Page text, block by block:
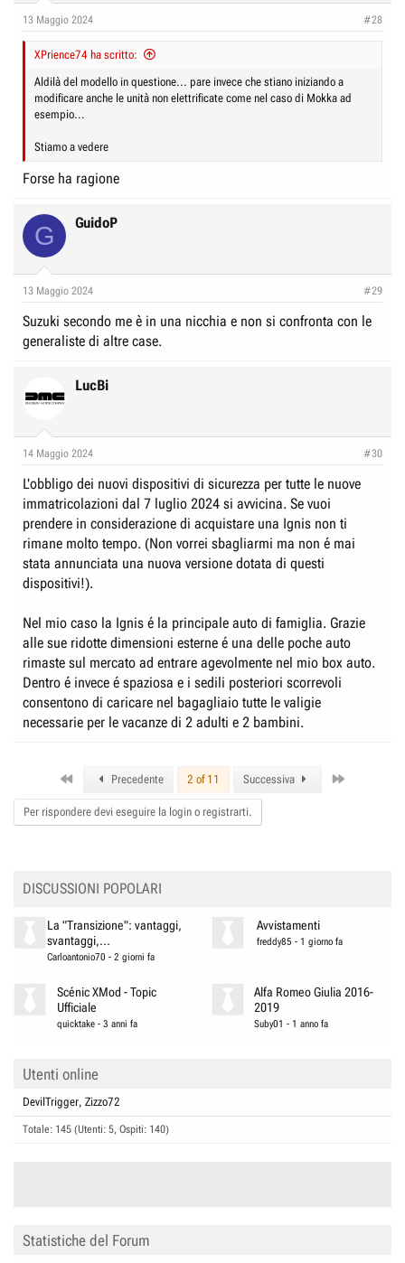
13 Maggio 2024 #28
XPrience74 ha scritto:
Aldilà del modello in questione... pare invece che stiano iniziando a
modificare anche le unità non elettrificate come nel caso di Mokka ad
esempio...
Stiamo a vedere
Forse ha ragione
G GuidoP
13 Maggio 2024 #29
Suzuki secondo me è in una nicchia e non si confronta con le
generaliste di altre case.
LucBi
14 Maggio 2024 #30
L'obbligo dei nuovi dispositivi di sicurezza per tutte le nuove
immatricolazioni dal 7 luglio 2024 si avvicina. Se vuoi
prendere in considerazione di acquistare una Ignis non ti
rimane molto tempo. (Non vorrei sbagliarmi ma non é mai
stata annunciata una nuova versione dotata di questi
dispositivi!).
Nel mio caso la Ignis é la principale auto di famiglia. Grazie
alle sue ridotte dimensioni esterne é una delle poche auto
rimaste sul mercato ad entrare agevolmente nel mio box auto.
Dentro é invece é spaziosa e i sedili posteriori scorrevoli
consentono di caricare nel bagagliaio tutte le valigie
necessarie per le vacanze di 2 adulti e 2 bambini.
Precedente 2 of 11 Successiva
Per rispondere devi eseguire la login o registrarti.
DISCUSSIONI POPOLARI
La "Transizione": vantaggi,
svantaggi,...
Carloantonio70 - 2 giorni fa
Avvistamenti
freddy85 - 1 giorno fa
Scénic XMod - Topic
Ufficiale
quicktake -3 anni fa
Alfa Romeo Giulia 2016-
2019
Suby01 - 1 anno fa
Utenti online
DevilTrigger Zizzo72
Totale: 145 (Utenti: 5, Ospiti: 140)
Statistiche del Forum